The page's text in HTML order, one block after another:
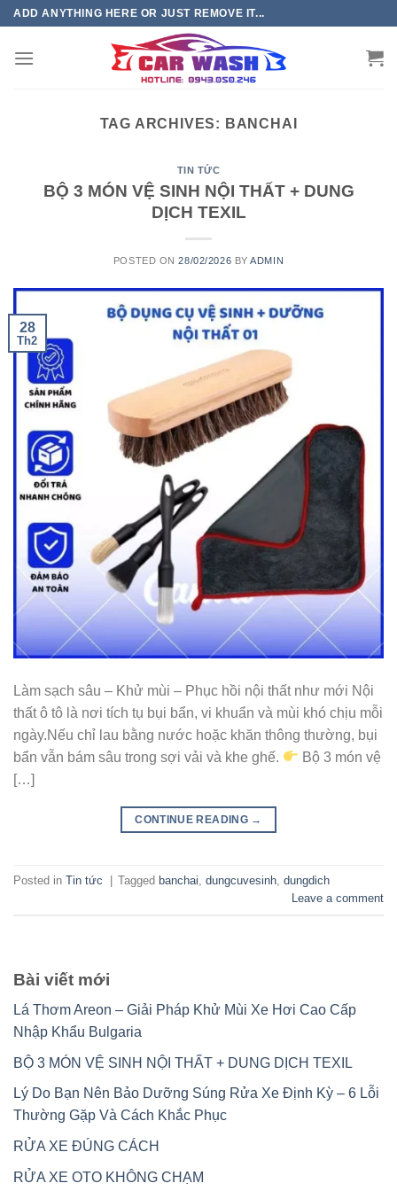
Chuyển
phần
ADD ANYTHING HERE OR JUST REMOVE IT...
TAG ARCHIVES: BANCHAI
TIN TỨC
BỘ 3 MÓN VỆ SINH NỘI THẤT + DUNG
DỊCH TEXIL
POSTED ON28/02/2026 BYADMIN
28
Th2
Làm sạch sâu – Khử mùi – Phục hồi nội thất như mới Nội
thất ô tô là nơi tích tụ bụi bẩn, vi khuẩn và mùi khó chịu mỗi
ngày.Nếu chỉ lau bằng nước hoặc khăn thông thường, bụi
bẩn vẫn bám sâu trong sợi vải và khe ghế.
Bộ 3 món vệ
[…]
CONTINUE READING →
Posted in Tin tức Tagged banchai dungcuvesinh dungdich
Leave a comment
Bài viết mới
Lá Thơm Areon – Giải Pháp Khử Mùi Xe Hơi Cao Cấp
Nhập Khẩu Bulgaria
BỘ 3 MÓN VỆ SINH NỘI THẤT + DUNG DỊCH TEXIL
Lý Do Bạn Nên Bảo Dưỡng Súng Rửa Xe Định Kỳ – 6 Lỗi
Thường Gặp Và Cách Khắc Phục
RỬA XE ĐÚNG CÁCH
RỬA XE OTO KHÔNG CHẠM